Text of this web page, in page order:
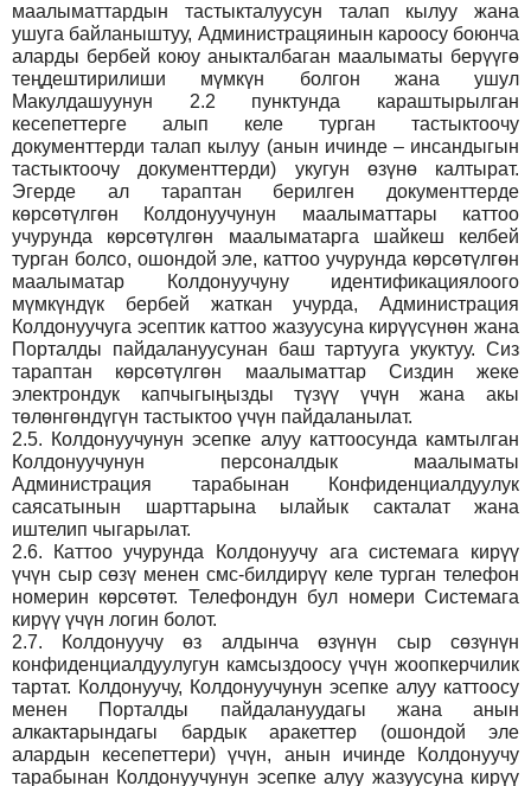
маалыматтардын тастыкталуусун талап кылуу жана
ушуга байланыштуу, Администрацяинын кароосу боюнча
аларды бербей коюу аныкталбаган маалыматы берүүгө
теңдештирилиши мүмкүн болгон жана ушул
Макулдашуунун 2.2 пунктунда караштырылган
кесепеттерге алып келе турган тастыктоочу
документтерди талап кылуу (анын ичинде – инсандыгын
тастыктоочу документтерди) укугун өзүнө калтырат.
Эгерде ал тараптан берилген документтерде
көрсөтүлгөн Колдонуучунун маалыматтары каттоо
учурунда көрсөтүлгөн маалыматарга шайкеш келбей
турган болсо, ошондой эле, каттоо учурунда көрсөтүлгөн
маалыматар Колдонуучуну идентификациялоого
мүмкүндүк бербей жаткан учурда, Администрация
Колдонуучуга эсептик каттоо жазуусуна кирүүсүнөн жана
Порталды пайдалануусунан баш тартууга укуктуу. Сиз
тараптан көрсөтүлгөн маалыматтар Сиздин жеке
электрондук капчыгыңызды түзүү үчүн жана акы
төлөнгөндүгүн тастыктоо үчүн пайдаланылат.
2.5. Колдонуучунун эсепке алуу каттоосунда камтылган
Колдонуучунун персоналдык маалыматы
Администрация тарабынан Конфиденциалдуулук
саясатынын шарттарына ылайык сакталат жана
иштелип чыгарылат.
2.6.
Каттоо учурунда Колдонуучу ага системага кирүү
үчүн сыр сөзү менен смс-билдирүү келе турган телефон
номерин көрсөтөт. Телефондун бул номери Системага
кирүү үчүн логин болот.
2.7.
Колдонуучу өз алдынча өзүнүн сыр сөзүнүн
конфиденциалдуулугун камсыздоосу үчүн жоопкерчилик
тартат. Колдонуучу, Колдонуучунун эсепке алуу каттоосу
менен Порталды пайдалануудагы жана анын
алкактарындагы бардык аракеттер (ошондой эле
алардын кесепеттери) үчүн, анын ичинде Колдонуучу
тарабынан Колдонуучунун эсепке алуу жазуусуна кирүү